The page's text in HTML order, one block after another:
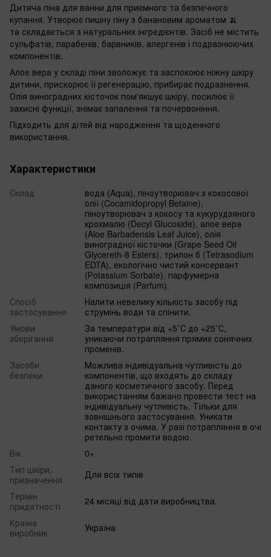
Дитяча піна для ванни для приємного та безпечного
купання. Утворює пишну піну з банановим ароматом 🍌
та складається з натуральних інгредієнтів. Засіб не містить
сульфатів, парабенів, барвників, алергенів і подразнюючих
компонентів.
Алое вера у складі піни зволожує та заспокоює ніжну шкіру
дитини, прискорює її регенерацію, прибирає подразнення.
Олія виноградних кісточок пом'якшує шкіру, посилює її
захисні функції, знімає запалення та почервоніння.
Підходить для дітей від народження та щоденного
використання.
Характеристики
Склад
вода (Aqua), піноутворювач з кокосової
олії (Cocamidopropyl Betaine),
піноутворювач з кокосу та кукурудзяного
крохмалю (Decyl Glucoside), алое вера
(Aloe Barbadensis Leaf Juice), олія
виноградної кісточки (Grape Seed Oil
Glycereth-8 Esters), трилон б (Tetrasodium
EDTA), екологічно чистий консервант
(Рotassium Sorbate), парфумерна
композиція (Parfum).
Спосіб
застосування
Налити невелику кількість засобу під
струмінь води та спінити.
Умови
зберігання
За температури від +5˚С до +25˚С,
уникаючи потрапляння прямих сонячних
променів.
Засоби
безпеки
Можлива індивідуальна чутливість до
компонентів, що входять до складу
даного косметичного засобу. Перед
використанням бажано провести тест на
індивідуальну чутливість. Тільки для
зовнішнього застосування. Уникати
контакту з очима. У разі потрапляння в очі
ретельно промити водою.
Вік
0+
Тип шкіри,
призначення
Для всіх типів
Термін
придатності
24 місяці від дати виробництва.
Країна
виробник
Україна